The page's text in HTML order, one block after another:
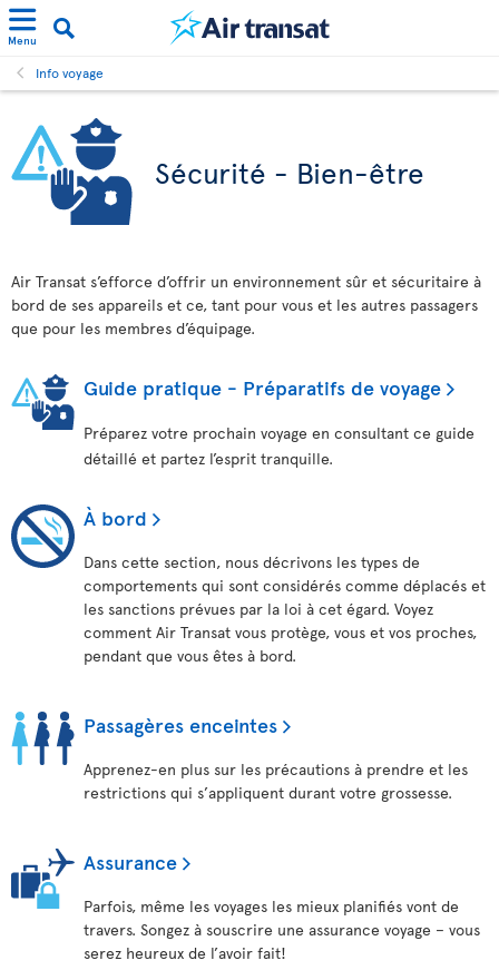
Menu
Info voyage
Sécurité - Bien-être
Air Transat s’efforce d’offrir un environnement sûr et sécuritaire à
bord de ses appareils et ce, tant pour vous et les autres passagers
que pour les membres d’équipage.
Guide pratique - Préparatifs de voyage
Préparez votre prochain voyage en consultant ce guide
détaillé et partez l’esprit tranquille.
À bord
Dans cette section, nous décrivons les types de
comportements qui sont considérés comme déplacés et
les sanctions prévues par la loi à cet égard. Voyez
comment Air Transat vous protège, vous et vos proches,
pendant que vous êtes à bord.
Passagères enceintes
Apprenez-en plus sur les précautions à prendre et les
restrictions qui s’appliquent durant votre grossesse.
Assurance
Parfois, même les voyages les mieux planifiés vont de
travers. Songez à souscrire une assurance voyage – vous
serez heureux de l’avoir fait!